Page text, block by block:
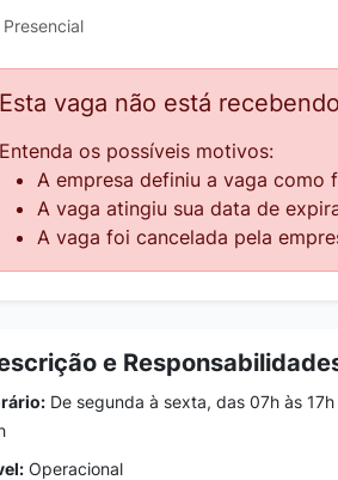
Presencial
Esta vaga não está
Entenda os possíveis motivos:
A empresa definiu a vaga como
A vaga atingiu sua data de
A vaga foi cancelada pela
e
De segunda à sexta, das 07h às
Operacional